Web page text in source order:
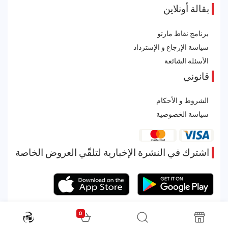
بقالة أونلاين
برنامج نقاط مارتو
سياسة الإرجاع و الإسترداد
الأسئلة الشائعة
قانوني
الشروط و الأحكام
سياسة الخصوصية
اشترك في النشرة الإخبارية لتلقّي العروض الخاصة
0